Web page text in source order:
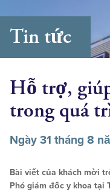
Tin tức
Hỗ trợ,
trong quá
Ngày 31 tháng 8
Bài viết của khách mời
Phó giám đốc y khoa tại